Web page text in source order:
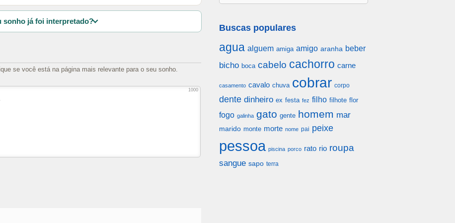
sonho já foi interpretado?
se você está na página mais relevante para o seu sonho.
1000
Buscas populares
agua alguem amiga amigo aranha beber
bicho boca cabelo cachorro carne
casamento cavalo chuva cobrar corpo
dente dinheiro ex festa fez filho filhote flor
fogo galinha gato gente homem mar
marido monte morte nome pai peixe
pessoa piscina porco rato rio roupa
sangue sapo terra